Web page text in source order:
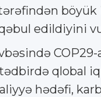
edildiyini
qlobal
hədəfi,